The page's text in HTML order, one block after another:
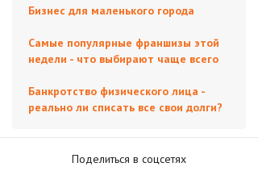
Бизнес для маленького города
Самые популярные франшизы этой
недели - что выбирают чаще всего
Банкротство физического лица -
реально ли списать все свои долги?
Поделиться в соцсетях